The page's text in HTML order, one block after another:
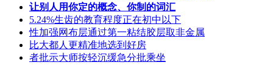
让别人用你定的概念、你制的词汇
5.24%生齿的教育程度正在初中以下
性加强网布层通过第一粘结胶层取非金属
比大都人更精准地选到好房
者批示大师按轻沉缓急分批乘坐